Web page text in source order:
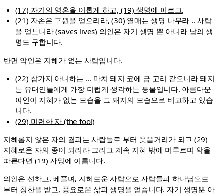
(17) 자기의 영혼을 이롭게 하고, (19) 생명에 이르고,
(21) 자손은 구원을 얻으리라, (30) 열매는 생명 나무라 .. 사람
을 얻느니라 (saves lives) 의인은 자기 생명 뿐 아니라 남의 생
명도 구합니다.
반면 악인은 지혜가 없는 사람입니다.
(22) 삼가지 아니하는 ... 마치 돼지 코에 금 고리 같으니라 돼지
는 유대인들에게 가장 더럽게 생각하는 동물입니다. 아름다운
여인이 지혜가 없는 모습을 그 돼지의 모습으로 비교하고 있습
니다.
(29) 미련한 자 (the fool)
지혜롭지 않은 자의 결과는 사람들로 부터 웃음거리가 되고 (29)
지혜로운 자의 종이 되리라 그리고 계속 지혜 밖에 머루르며 악을
따른다면 (19) 사망에 이릅니다.
의인은 선하고, 베풀며, 지혜로운 사람으로 사람들과 하나님으로
부터 칭찬을 받고, 풍요로운 삶과 생명을 얻습니다. 자기 생명뿐 아